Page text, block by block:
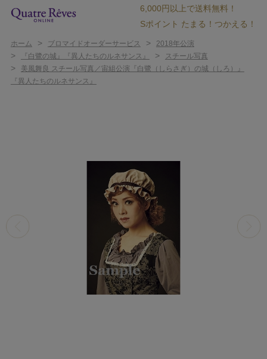
6,000円以上で送料無料！
Sポイント たまる！つかえる！
ホーム > ブロマイドオーダーサービス > 2018年公演
> 『白鷺の城』『異人たちのルネサンス』 > スチール写真
>
美風舞良 スチール写真／宙組公演『白鷺（しらさぎ）の城（しろ）』
『異人たちのルネサンス』